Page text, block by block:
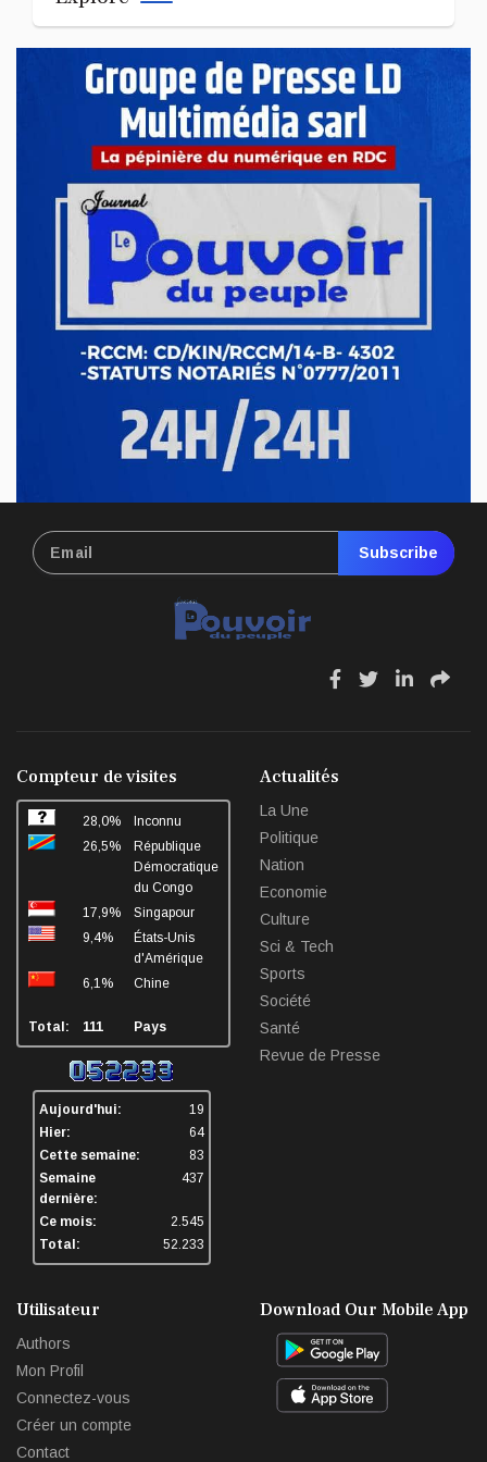
ECONOMIE & FINANCES
Cuivre en RDC : Goldman Sachs alerte
sur une perte possible de 125 000
tonnes en 2026
Avr 23, 2026
ECONOMIE & FINANCES
Ituri : le gouvernement sévit contre
l’exploitation illégale de l’or à Mahagi
Avr 21, 2026
ECONOMIE & FINANCES
RDC : hausse du prix de carburant,
nouvelle pression sur le pouvoir d’achat
Subscribe
fa
fa
fa
fa
Compteur de visites
28,0%
Inconnu
26,5%
République
Démocratique
du Congo
17,9%
Singapour
9,4%
États-Unis
d'Amérique
6,1%
Chine
Total: 111 Pays
Aujourd'hui:
19
Hier:
64
Cette semaine:
83
Semaine
dernière:
437
Ce mois:
2.545
Total:
52.233
Actualités
La Une
Politique
Nation
Economie
Culture
Sci & Tech
Sports
Société
Santé
Revue de Presse
Utilisateur
Authors
Mon Profil
Connectez-vous
Créer un compte
Contact
Download Our Mobile App